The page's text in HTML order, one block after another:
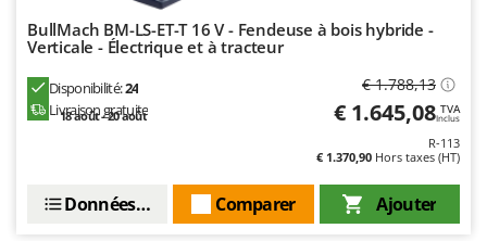
BullMach BM-LS-ET-T 16 V - Fendeuse à bois hybride -
Verticale - Électrique et à tracteur
Disponibilité:24
Livraison gratuite
18 août - 20 août
€ 1.788,13
€ 1.645,08 TVA
Inclus
R-113
€ 1.370,90 Hors taxes (HT)
Ajouter
Comparer
Données techniques